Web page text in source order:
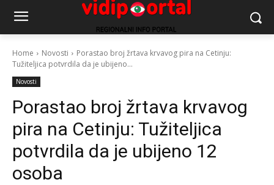
Home Novosti
Porastao broj žrtava krvavog pira na Cetinju:
Tužiteljica potvrdila da je ubijeno...
Novosti
Porastao broj žrtava krvavog
pira na Cetinju: Tužiteljica
potvrdila da je ubijeno 12
osoba